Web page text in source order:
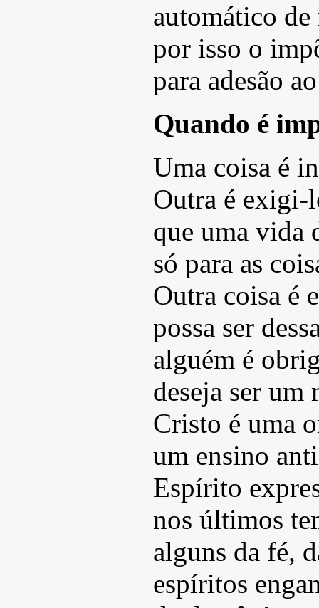
automático
por isso o
para adesão
Quando é
Uma coisa é
Outra é exigi-
que uma vida
só para as
Outra coisa é
possa ser
alguém é
deseja ser
Cristo é uma
um ensino
Espírito
nos últimos
alguns da fé,
espíritos